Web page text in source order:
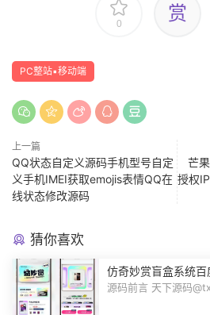
0 赏
PC整站▪移动端
上一篇
QQ状态自定义源码手机型号自定
义手机IMEI获取emojis表情QQ在
线状态修改源码
芒
授权
猜你喜欢
仿奇妙赏盲盒系统
奖品展示概率设置
源码前言 天下源码